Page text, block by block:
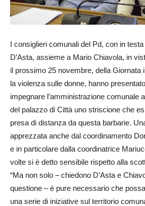
I consiglieri comunali del Pd, con in
D’Asta, assieme a Mario Chiavola, in
il prossimo 25 novembre, della Giornata
la violenza sulle donne, hanno
impegnare l’amministrazione comunale
del palazzo di Città uno striscione che
presa di distanza da questa barbarie.
apprezzata anche dal coordinamento
e in particolare dalla coordinatrice
volte si è detto sensibile rispetto alla
“Ma non solo – chiedono D’Asta e
questione – è pure necessario che
una serie di iniziative sul territorio